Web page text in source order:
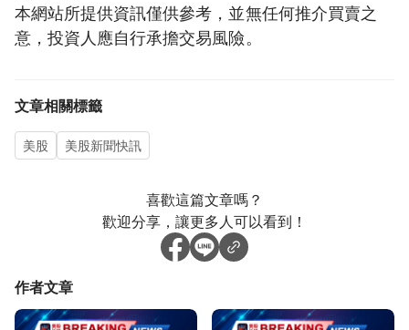
本網站所提供資訊僅供參考，並無任何推介買賣之
意，投資人應自行承擔交易風險。
文章相關標籤
美股 美股新聞快訊
喜歡這篇文章嗎？
歡迎分享，讓更多人可以看到！
作者文章